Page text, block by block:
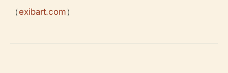
（exibart.com）